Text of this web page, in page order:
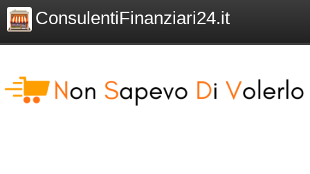
ConsulentiFinanziari24.it